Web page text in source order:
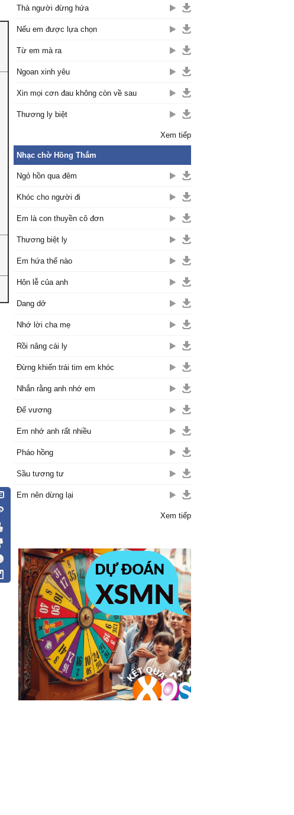
Thà người đừng hứa
Nếu em được lựa chọn
Từ em mà ra
Ngoan xinh yêu
Xin mọi cơn đau không còn về sau
Thương ly biệt
Xem tiếp
Nhạc chờ Hồng Thắm
Ngỏ hồn qua đêm
Khóc cho người đi
Em là con thuyền cô đơn
Thương biệt ly
Em hứa thế nào
Hôn lễ của anh
Dang dở
Nhớ lời cha mẹ
Rồi nâng cái ly
Đừng khiến trái tim em khóc
Nhắn rằng anh nhớ em
Đế vương
Em nhớ anh rất nhiều
Pháo hồng
Sầu tương tư
Em nên dừng lại
Xem tiếp